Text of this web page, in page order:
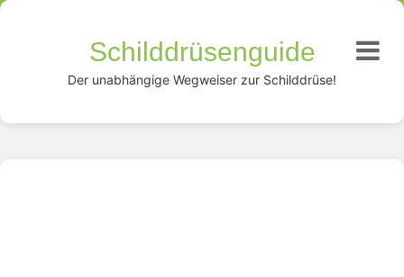
Schilddrüsenguide
Der unabhängige Wegweiser zur Schilddrüse!